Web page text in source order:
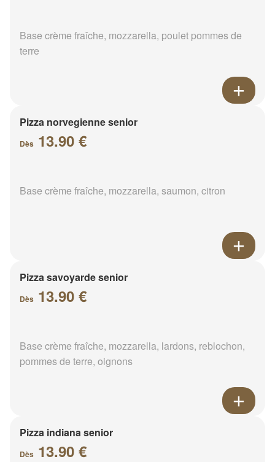
Base crème fraîche, mozzarella, poulet pommes de
terre
Pizza norvegienne senior
Dès 13.90 €
Base crème fraîche, mozzarella, saumon, citron
Pizza savoyarde senior
Dès 13.90 €
Base crème fraîche, mozzarella, lardons, reblochon,
pommes de terre, oignons
Pizza indiana senior
Dès 13.90 €